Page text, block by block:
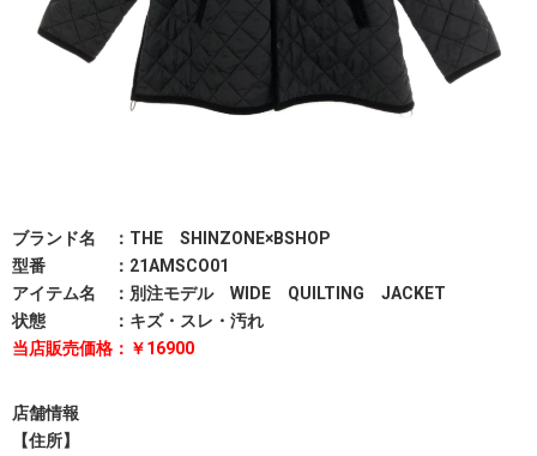
ブランド名 ：THE SHINZONE×BSHOP
型番 ：21AMSCO01
アイテム名 ：別注モデル WIDE QUILTING JACKET
状態 ：キズ・スレ・汚れ
当店販売価格：￥16900
店舗情報
【住所】